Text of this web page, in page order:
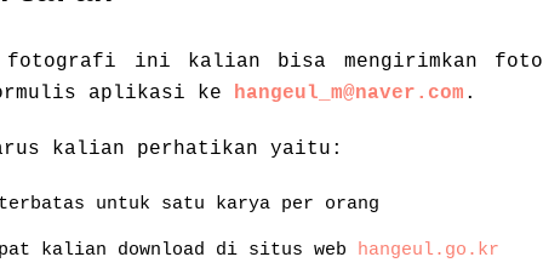
fotografi ini kalian bisa mengirimkan foto
aplikasi ke hangeul_m@naver.com .
kalian perhatikan yaitu:
untuk satu karya per orang
kalian download di situs web hangeul.go.kr